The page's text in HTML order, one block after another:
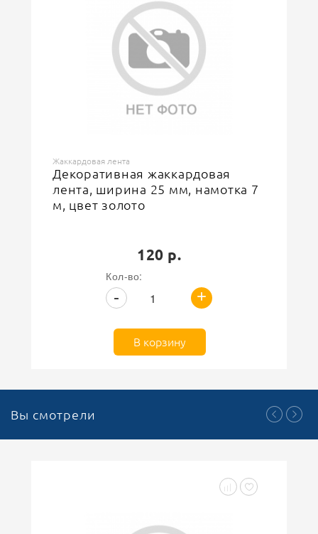
Жаккардовая лента
Декоративная жаккардовая
лента, ширина 25 мм, намотка 7
м, цвет золото
120 р.
Кол-во:
+
-
В корзину
Вы смотрели